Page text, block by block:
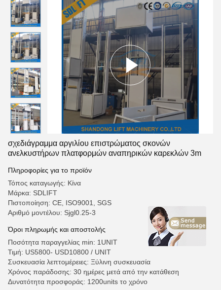
πλατφορμών αναπηρικών καρεκλών 3m
σχεδιάγραμμα αργιλίου επιστρώματος σκονών
ανελκυστήρων πλατφορμών αναπηρικών καρεκλών 3m
Πληροφορίες για το προϊόν
Τόπος καταγωγής: Κίνα
Μάρκα: SDLIFT
Πιστοποίηση: CE, ISO9001, SGS
Αριθμό μοντέλου: Sjgl0.25-3
Όροι πληρωμής και αποστολής
Ποσότητα παραγγελίας min: 1UNIT
Τιμή: US5800- USD10800 / UNIT
Συσκευασία λεπτομέρειες: Ξύλινη συσκευασία
Χρόνος παράδοσης: 30 ημέρες μετά από την κατάθεση
Δυνατότητα προσφοράς: 1200units το χρόνο